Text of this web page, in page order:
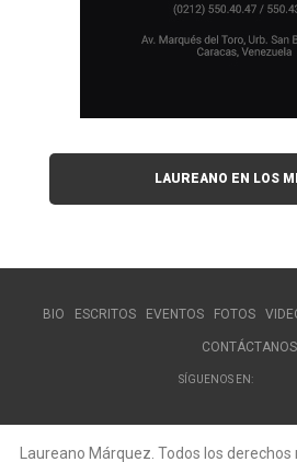
LAUREANO EN LOS
BIO ESCRITOS EVENTOS FOTOS
CONTÁCTANOS
SÍGUENOS EN:
Laureano Márquez. Todos los derechos